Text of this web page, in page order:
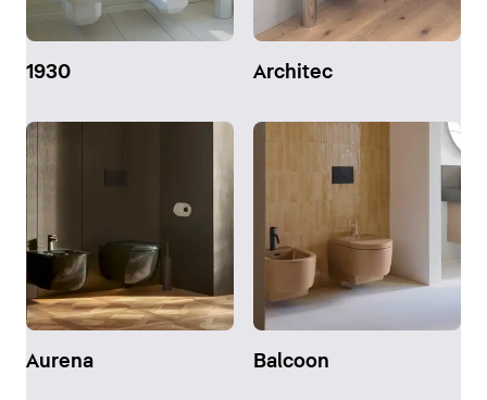
1930 Architec
Aurena Balcoon